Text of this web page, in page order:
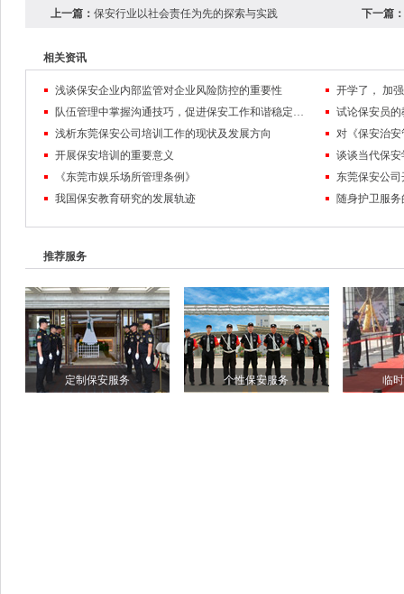
上一篇： 保安行业以社会责任为先的探索与实践 下一篇：
相关资讯
浅谈保安企业内部监管对企业风险防控的重要性
队伍管理中掌握沟通技巧，促进保安工作和谐稳定发展
试论保安员
浅析东莞保安公司培训工作的现状及发展方向
对《保安治
开展保安培训的重要意义
谈谈当代保
《东莞市娱乐场所管理条例》
东莞保安公
我国保安教育研究的发展轨迹
随身护卫服
推荐服务
定制保安服务 个性保安服务 临